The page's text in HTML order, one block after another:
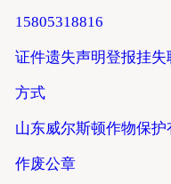
15805318816
证件遗失声明登报挂
方式
山东威尔斯顿作物保
作废公章